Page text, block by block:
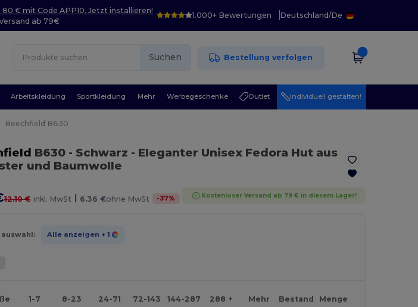
€ mit Code APP10. Jetzt installieren!
ab 79€
1.000+ Bewertungen Deutschland/De
Suchen Bestellung verfolgen
Arbeitskleidung Sportkleidung Mehr Werbegeschenke Outlet Individuell gestalten!
Beechfield B630
B630 - Schwarz - Eleganter Unisex Fedora Hut aus
und Baumwolle
12.10 € inkl. MwSt | 6.36 €ohne MwSt -37% Kostenloser Versand ab 79 € in diesem Lager!
auswahl: Alle anzeigen + 1
1-7 8-23 24-71 72-143 144-287 288 + Mehr Bestand Menge